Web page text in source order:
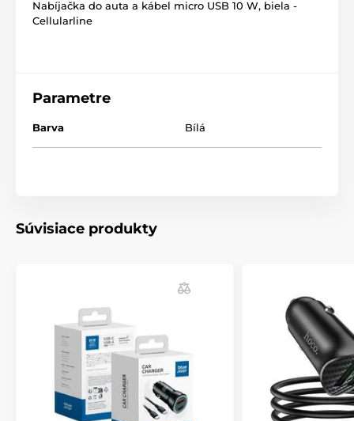
Nabíjačka do auta a kábel micro USB 10 W, biela -
Cellularline
Parametre
Barva Bílá
Súvisiace produkty